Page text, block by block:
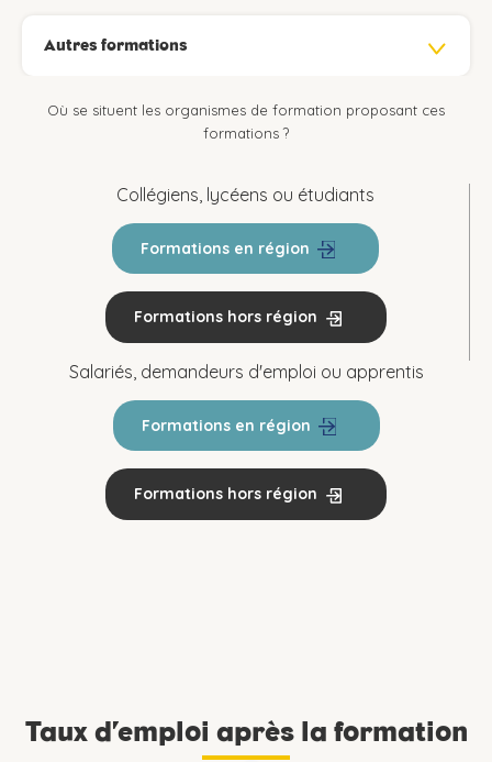
Autres formations
Où se situent les organismes de formation proposant ces
formations ?
Collégiens, lycéens ou étudiants
Formations en région
Formations hors région
Salariés, demandeurs d'emploi ou apprentis
Formations en région
Formations hors région
Taux d’emploi après la formation